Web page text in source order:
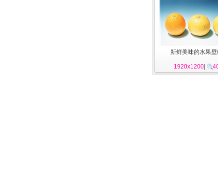
新鲜美味的水果
1920x1200